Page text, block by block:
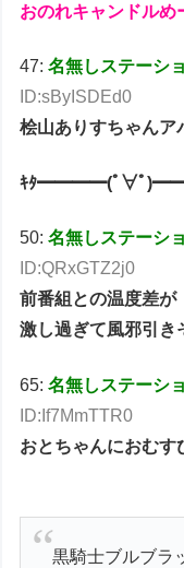
おのれキャンドルめ
47:名無しステーシ
ID:sByISDEd0
桧山ありすちゃんア
ｷﾀ━━━━(ﾟ∀ﾟ
50:名無しステーシ
ID:QRxGTZ2j0
前番組との温度差が
激し過ぎて風邪引き
65:名無しステーシ
ID:If7MmTTR0
おとちゃんにおむす
黒騎士ブルブラ